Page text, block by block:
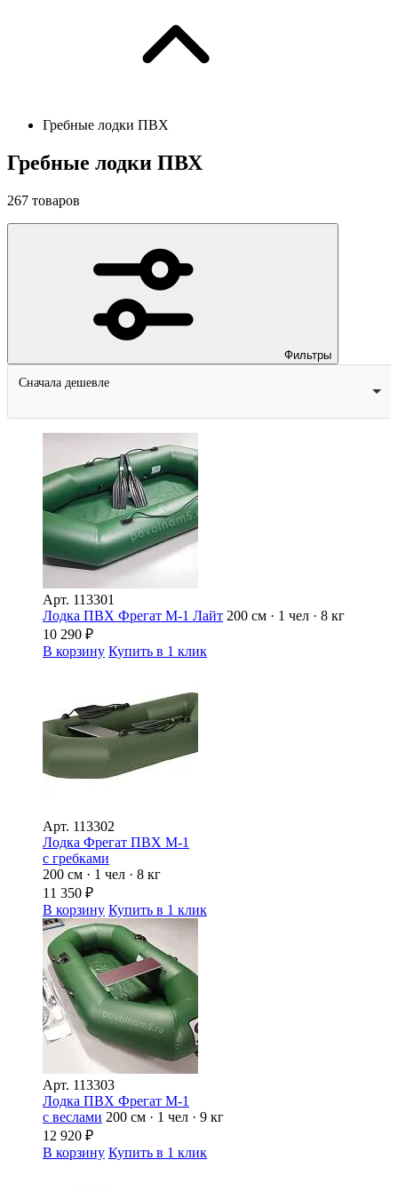
Гребные лодки ПВХ
Гребные лодки ПВХ
267 товаров
Фильтры
Сначала дешевле
Арт. 113301
Лодка ПВХ Фрегат М-1 Лайт 200 см · 1 чел · 8 кг
10 290 ₽
В корзину Купить в 1 клик
Арт. 113302
Лодка Фрегат ПВХ М-1
с гребками
200 см · 1 чел · 8 кг
11 350 ₽
В корзину Купить в 1 клик
Арт. 113303
Лодка ПВХ Фрегат М-1
с веслами 200 см · 1 чел · 9 кг
12 920 ₽
В корзину Купить в 1 клик